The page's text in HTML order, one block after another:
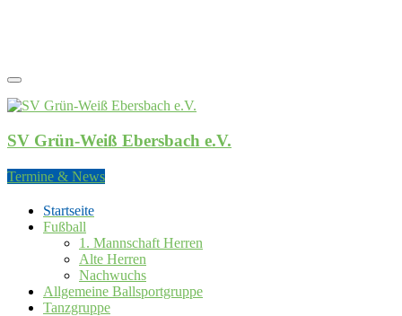
SV Grün-Weiß Ebersbach e.V.
Termine & News
Startseite
Fußball
1. Mannschaft Herren
Alte Herren
Nachwuchs
Allgemeine Ballsportgruppe
Tanzgruppe